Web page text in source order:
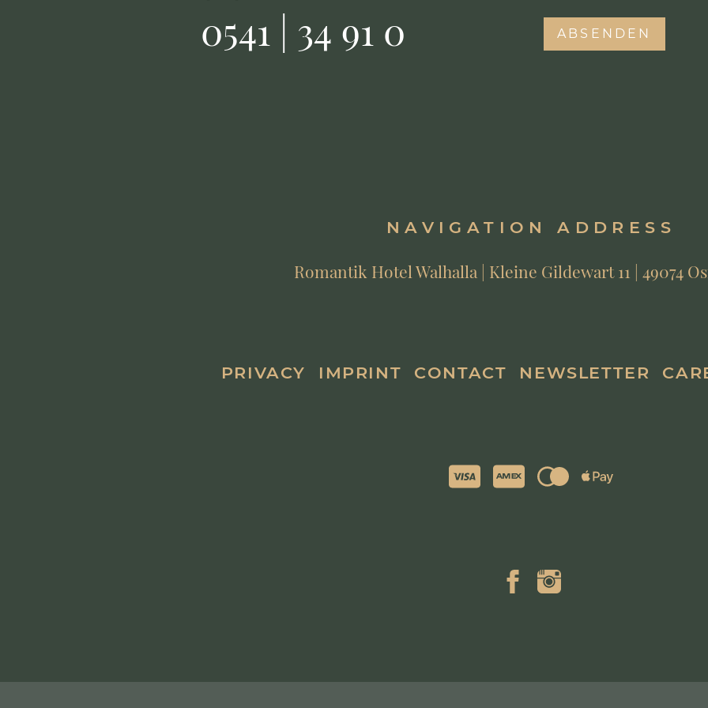
0541 | 34 91 0
NAVIGATION ADDRESS
Romantik Hotel Walhalla | Kleine Gildewart 11 | 49074
PRIVACY IMPRINT CONTACT NEWSLETTER